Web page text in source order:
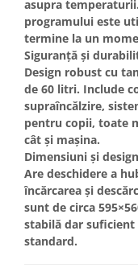
Incubatoare oua
asupra
programului este
termine la un
Siguranță și
Design robust cu
de 60 litri. Include
supraîncălzire,
pentru copii, toate
cât și maşina.
Dimensiuni și
Are deschidere a
încărcarea și
sunt de circa
stabilă dar
standard.